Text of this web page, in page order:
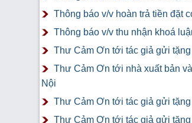
Thông báo v/v hoàn trả tiền đặt
Thông báo v/v thu nhận khoá
Thư Cảm Ơn tới tác giả gửi
Thư Cảm Ơn tới nhà xuất bản
Nội
Thư Cảm Ơn tới tác giả gửi
Thư Cảm Ơn tới tác giả gửi